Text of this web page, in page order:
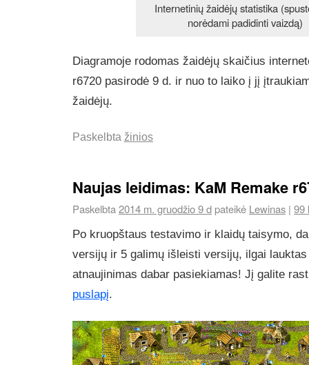
Internetinių žaidėjų statistika
norėdami padidinti vaizdą)
Diagramoje rodomas žaidėjų skaičius
r6720 pasirodė 9 d. ir nuo to laiko į jį
žaidėjų.
Paskelbta žinios
Naujas leidimas: KaM Remake
Paskelbta2014 m. gruodžio 9 d pateikė Lewinas | 99
Po kruopštaus testavimo ir klaidų taisymo,
versijų ir 5 galimų išleisti versijų, ilgai lauktas
atnaujinimas dabar pasiekiamas! Jį galite
puslapį.